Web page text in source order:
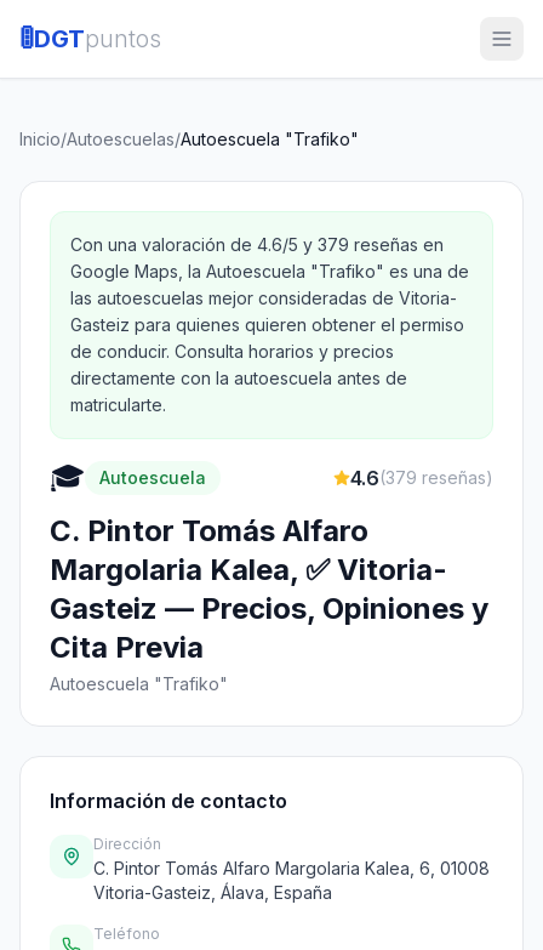
🚦DGTpuntos
Inicio/Autoescuelas/Autoescuela "Trafiko"
Con una valoración de 4.6/5 y 379 reseñas en
Google Maps, la Autoescuela "Trafiko" es una de
las autoescuelas mejor consideradas de Vitoria-
Gasteiz para quienes quieren obtener el permiso
de conducir. Consulta horarios y precios
directamente con la autoescuela antes de
matricularte.
🎓 Autoescuela 4.6(379 reseñas)
C. Pintor Tomás Alfaro
Margolaria Kalea, ✅ Vitoria-
Gasteiz — Precios, Opiniones y
Cita Previa
Autoescuela "Trafiko"
Información de contacto
Dirección
C. Pintor Tomás Alfaro Margolaria Kalea, 6, 01008
Vitoria-Gasteiz, Álava, España
Teléfono